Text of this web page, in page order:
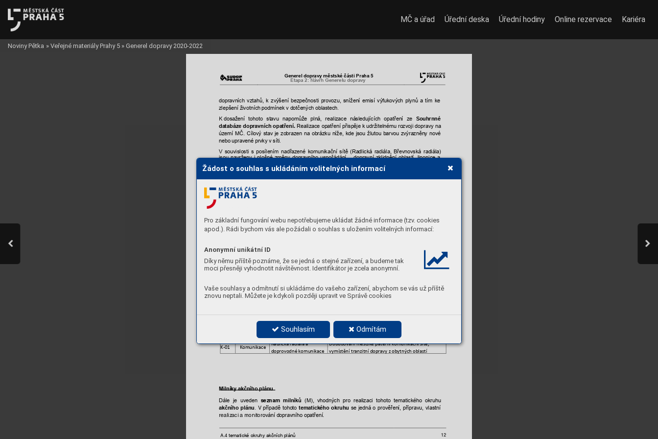
Žádost o souhlas s ukládáním volitelných informací
Pro základní fungování webu nepotřebujeme ukládat žádné informace (tzv. cookies
apod.). Rádi bychom vás ale požádali o souhlas s uložením volitelných informací:
Anonymní unikátní ID
Díky němu příště poznáme, že se jedná o stejné zařízení, a budeme tak
moci přesněji vyhodnotit návštěvnost. Identifikátor je zcela anonymní.
Vaše souhlasy a odmítnutí si ukládáme do vašeho zařízení, abychom se vás už příště
znovu neptali. Můžete je kdykoli později upravit ve Správě cookies
Souhlasím Odmítám
Generel dopravy městské části Praha 5
Etapa 2: Návrh Generelu dopravy
A.4 tematické okruhy akčních plánů 12
dopravních vztahů, k zvýšení bezpečnosti provozu, snížení emisí výfukových plynů a tím ke
zlepšení životních podmínek v dotčených oblastech.
K dosažení tohoto stavu napomůže plná, realizace následujících opatření ze
Souhrnné
databáze dopravních opatření. Realizace opatření přispěje k udržitelnému rozvoji dopravy na
území MČ. Cílový stav je zobrazen na obrázku níže, kde jsou žlutou barvou zvýrazněny nové
nebo upravené prvky v síti
V souvislosti s posílením nadřazené komunikační sítě (Radlická radiála, Břevnovská radiála)
jsou navrženy i plošné změny dopravního uspořádání – dopravní zklidnění oblastí Jinonice a
Motolské údolí.
Vymístění tranzitu
příjezdových trasách
K-01 Komunikace
Radlická radiála a
doprovodné komunikace
Dobudování městské páteřní komunikační sítě,
vymístění tranzitní dopravy z obytných oblastí
Milníky akčního plánu
Dále je uveden seznam milníků (M), vhodných pro realizaci tohoto tematického okruhu
akčního plánu V případě tohoto tematického okruhu se jedná o prověření přípravu, vlastní
realizaci a monitorování dopravního opatření
MČ a úřad Úřední deska Úřední hodiny Online rezervace Kariéra
Noviny Pětka » Veřejné materiály Prahy 5 » Generel dopravy 2020-2022